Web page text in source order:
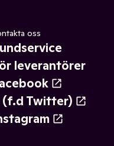
oss
leverantörer
(f.d Twitter)